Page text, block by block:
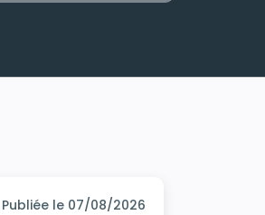
Publiée le 07/08/2026